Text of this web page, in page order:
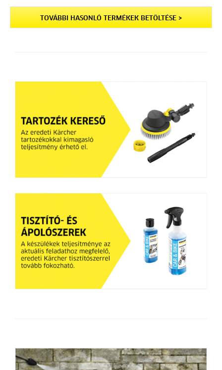
TOVÁBBI HASONLÓ TERMÉKEK BETÖLTÉSE >